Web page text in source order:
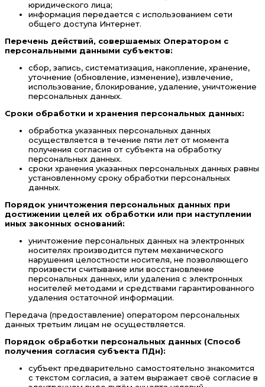
юридического лица;
информация передается с использованием сети
общего доступа Интернет.
Перечень действий, совершаемых Оператором с
персональными данными субъектов:
сбор, запись, систематизация, накопление, хранение,
уточнение (обновление, изменение), извлечение,
использование, блокирование, удаление, уничтожение
персональных данных.
Сроки обработки и хранения персональных данных:
обработка указанных персональных данных
осуществляется в течение пяти лет от момента
получения согласия от субъекта на обработку
персональных данных.
сроки хранения указанных персональных данных равны
установленному сроку обработки персональных
данных.
Порядок уничтожения персональных данных при
достижении целей их обработки или при наступлении
иных законных оснований:
уничтожение персональных данных на электронных
носителях производится путем механического
нарушения целостности носителя, не позволяющего
произвести считывание или восстановление
персональных данных, или удаления с электронных
носителей методами и средствами гарантированного
удаления остаточной информации.
Передача (предоставление) оператором персональных
данных третьим лицам не осуществляется.
Порядок обработки персональных данных (Способ
получения согласия субъекта ПДн):
субъект предварительно самостоятельно знакомится
с текстом согласия, а затем выражает своё согласие в